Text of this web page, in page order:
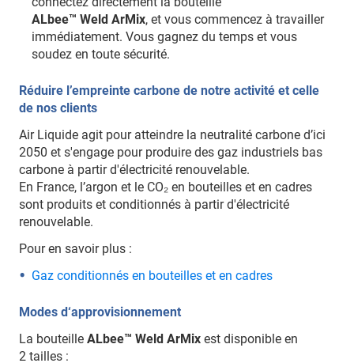
ALbee™ Weld ArMix, et vous commencez à travailler
immédiatement. Vous gagnez du temps et vous
soudez en toute sécurité.
Réduire l’empreinte carbone de notre activité et celle
de nos clients
Air Liquide agit pour atteindre la neutralité carbone d’ici
2050 et s'engage pour produire des gaz industriels bas
carbone à partir d'électricité renouvelable.
En France, l’argon et le CO₂ en bouteilles et en cadres
sont produits et conditionnés à partir d'électricité
renouvelable.
Pour en savoir plus :
Gaz conditionnés en bouteilles et en cadres
Modes d‘approvisionnement
La bouteille ALbee™ Weld ArMix est disponible en
2 tailles :